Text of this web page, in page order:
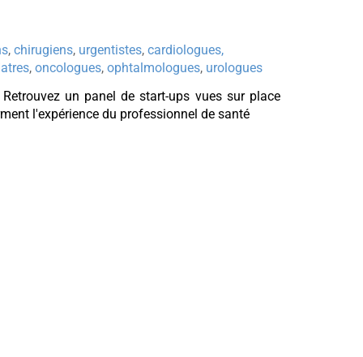
, chirugiens, urgentistes, cardiologues,
, oncologues, ophtalmologues, urologues
un panel de start-ups vues sur place
l'expérience du professionnel de santé